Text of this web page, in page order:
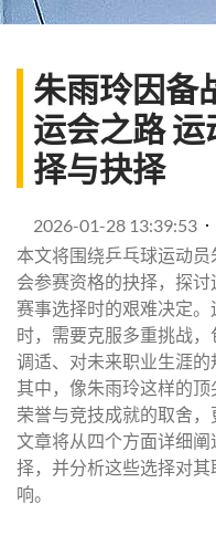
朱雨玲因备
运会之路
择与抉择
2026-01-28 13:39:53
本文将围绕乒乓球运动
会参赛资格的抉择，探
赛事选择时的艰难决定
时，需要克服多重挑战
调适、对未来职业生涯
其中，像朱雨玲这样的
荣誉与竞技成就的取舍
文章将从四个方面详细
择，并分析这些选择对
响。